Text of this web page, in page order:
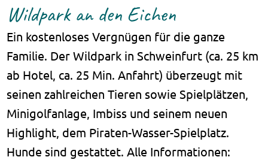
Wildpark an den Eichen
Ein kostenloses Vergnügen für die ganze
Familie. Der Wildpark in Schweinfurt (ca. 25 km
ab Hotel, ca. 25 Min. Anfahrt) überzeugt mit
seinen zahlreichen Tieren sowie Spielplätzen,
Minigolfanlage, Imbiss und seinem neuen
Highlight, dem Piraten-Wasser-Spielplatz.
Hunde sind gestattet. Alle Informationen: